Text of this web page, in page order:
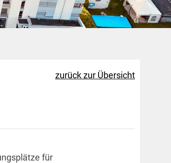
zurück zur Übersicht
für